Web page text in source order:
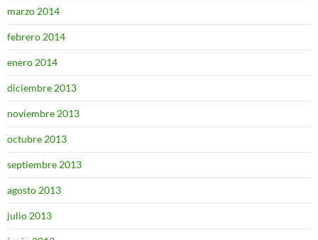
marzo 2014
febrero 2014
enero 2014
diciembre 2013
noviembre 2013
octubre 2013
septiembre 2013
agosto 2013
julio 2013